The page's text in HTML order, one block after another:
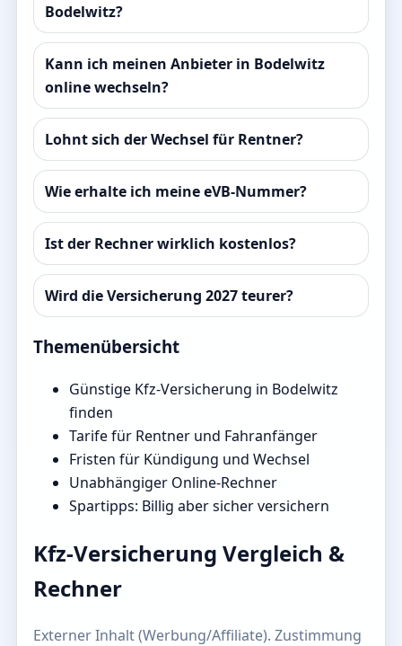
Bodelwitz?
Kann ich meinen Anbieter in Bodelwitz
online wechseln?
Lohnt sich der Wechsel für Rentner?
Wie erhalte ich meine eVB-Nummer?
Ist der Rechner wirklich kostenlos?
Wird die Versicherung 2027 teurer?
Themenübersicht
Günstige Kfz-Versicherung in Bodelwitz
finden
Tarife für Rentner und Fahranfänger
Fristen für Kündigung und Wechsel
Unabhängiger Online-Rechner
Spartipps: Billig aber sicher versichern
Kfz-Versicherung Vergleich &
Rechner
Externer Inhalt (Werbung/Affiliate). Zustimmung